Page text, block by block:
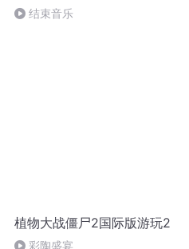
结束音乐
植物大战僵尸2国际版游玩2
彩陶盛宴